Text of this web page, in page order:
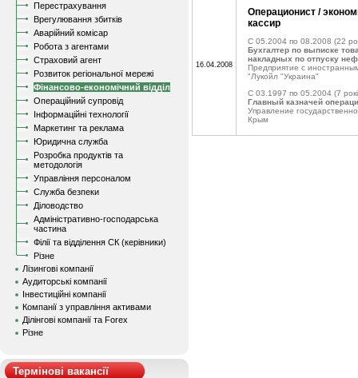
Перестрахування
Врегулювання збитків
Аварійний комісар
Робота з агентами
Страховий агент
Розвиток регіональної мережі
Фінансово-економічний відділ
Операційний супровід
Інформаційні технології
Маркетинг та реклама
Юридична служба
Розробка продуктів та
методологія
Управління персоналом
Служба безпеки
Діловодство
Адміністративно-господарська
частина
Філії та відділення СК (керівники)
Різне
Лізингові компанії
Аудиторські компанії
Інвестиційні компанії
Компанії з управління активами
Ділінгові компанії та Forex
Різне
Термінові вакансії
16.04.2008
Операционист /
кассир
C 05.2004 по 08.2008 (22
Бухгалтер по выписке
накладных по отпуску
Предприятие с
"Лукойл "Украина"
C 03.1997 по 05.2004 (7
Главный казначей
Управление
Крым